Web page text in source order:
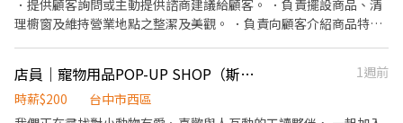
運、盤點、理貨、上架等 2. 維持門市作業區環境、清潔維護作業 3.
須配合調店、支援(一天跑點3-5家鄰近門市) 4. 須配合蝦皮店到店工
作內容調整 5. 偶爾須配合鄰近有人店門市支援 【提供完整教育訓練
及店面實習】 🌸工作時間🌸(固定班別) 早班：07:00-12:00、07:30-
12:30、08:00-13:00、08:30-13:30 (可自選) 晚班：17:30-23:30、
18:30-22:30 (額滿)夜班：23:30-03:30 🌸薪資待遇🌸 早班時薪$204
路143號 台中五權店 台中市西區五權五街82-2號 ☝️ 點選【立即應
徵】我會速度回覆你！ ✌️ 或加入 🅻🅸🅽🅴：
https://lin.ee/8rsUSDv 🤟 留言「姓名＋電話＋截圖職缺」就能聯
繫上～ 若想參考其他職缺，可以到我的Threads，看更多更多的職
羞❌別害怕❌找工作聯繫我⭕
做事積極主動，不怕忙、不怕學習 ✔ 細心負責，具備良好的工作態
驗可培訓 ✓ 穩定薪資＋績效獎金制度 ✓ 員工購物優惠 ✓ 良好的工作
環境 ✓ 任職滿一年即享每年不定時員工旅遊 我們重視的是 我們希望
．提供顧客詢問或主動提供諮商建議給顧客。 ．負責擺設商品、清
理櫥窗及維持營業地點之整潔及美觀。 ．負責向顧客介紹商品特
束營業前，統計銷售情形、盤點貨品存量及撰寫當日業務報表。
店員｜寵物用品POP-UP SHOP（斯普尼克品牌直營｜勤美誠品）
1週前
時薪$200
台中市西區